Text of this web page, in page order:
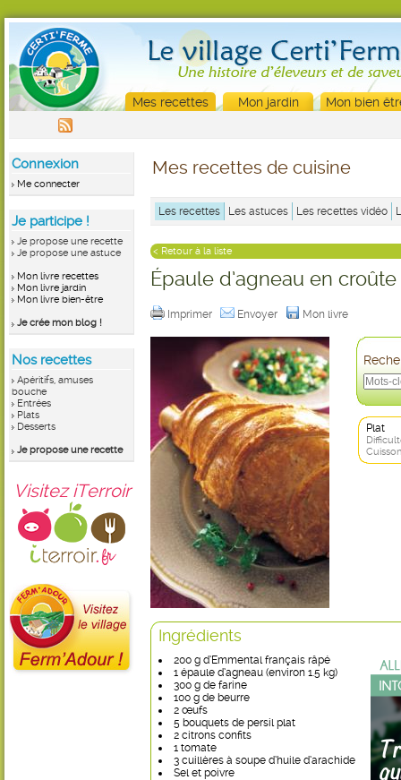
Mes recettes Mon jardin Mon bien
Connexion
Me connecter
Je participe !
Je propose une recette
Je propose une astuce
Mon livre recettes
Mon livre jardin
Mon livre bien-être
Je crée mon blog !
Nos recettes
Apéritifs, amuses
bouche
Entrées
Plats
Desserts
Je propose une recette
Visitez iTerroir
Mes recettes de cuisine
Les recettes Les astuces Les recettes vidéo
< Retour à la liste
Épaule d’agneau en
Imprimer Envoyer Mon livre
Plat
Ingrédients
200 g d’Emmental français râpé
1 épaule d’agneau (environ 1.5 kg)
300 g de farine
100 g de beurre
2 œufs
5 bouquets de persil plat
2 citrons confits
1 tomate
3 cuillères à soupe d’huile d’arachide
Sel et poivre